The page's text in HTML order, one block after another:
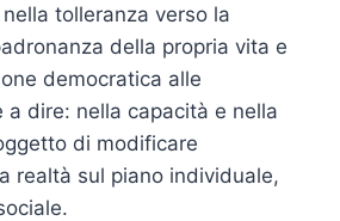
nella tolleranza verso la
della propria vita e
democratica alle
a dire: nella capacità e nella
di modificare
realtà sul piano individuale,